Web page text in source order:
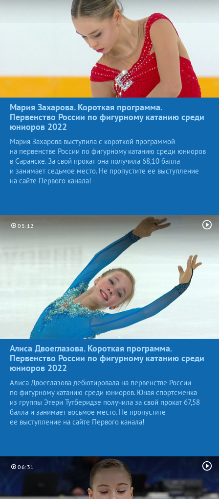
Мария Захарова. Короткая программа.
Первенство России по фигурному катанию среди
юниоров 2022
Мария Захарова выступила с короткой программой
на первенстве России по фигурному катанию среди юниоров
в Саранске. За свой прокат она получила 68,10 балла
и занимает седьмое место. Не пропустите ее выступление
на сайте Первого канала!
05:12
Алиса Двоеглазова. Короткая программа.
Первенство России по фигурному катанию среди
юниоров 2022
Алиса Двоеглазова дебютировала на первенстве России
по фигурному катанию среди юниоров. Юная спортсменка
из группы Этери Тутберидзе получила за свой прокат 67,58
балла и занимает восьмое место. Не пропустите
ее выступление на сайте Первого канала!
06:31